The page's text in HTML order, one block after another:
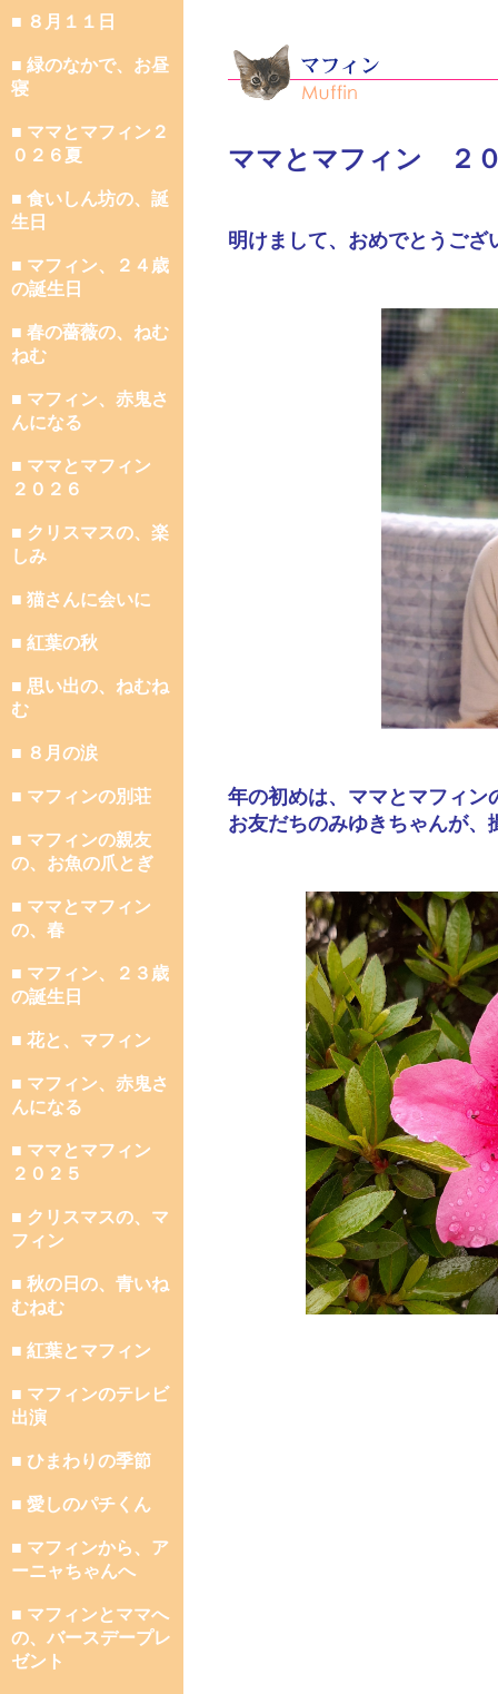
■ ８月１１日
■ 緑のなかで、お昼
寝
■ ママとマフィン２
０２６夏
■ 食いしん坊の、誕
生日
■ マフィン、２４歳
の誕生日
■ 春の薔薇の、ねむ
ねむ
■ マフィン、赤鬼さ
んになる
■ ママとマフィン
２０２６
■ クリスマスの、楽
しみ
■ 猫さんに会いに
■ 紅葉の秋
■ 思い出の、ねむね
む
■ ８月の涙
■ マフィンの別荘
■ マフィンの親友
の、お魚の爪とぎ
■ ママとマフィン
の、春
■ マフィン、２３歳
の誕生日
■ 花と、マフィン
■ マフィン、赤鬼さ
んになる
■ ママとマフィン
２０２５
■ クリスマスの、マ
フィン
■ 秋の日の、青いね
むねむ
■ 紅葉とマフィン
■ マフィンのテレビ
出演
■ ひまわりの季節
■ 愛しのパチくん
■ マフィンから、ア
ーニャちゃんへ
■ マフィンとママへ
の、バースデープレ
ゼント
ママとマフィン ２
明けまして、おめでとうござ
年の初めは、ママとマフィン
お友だちのみゆきちゃんが